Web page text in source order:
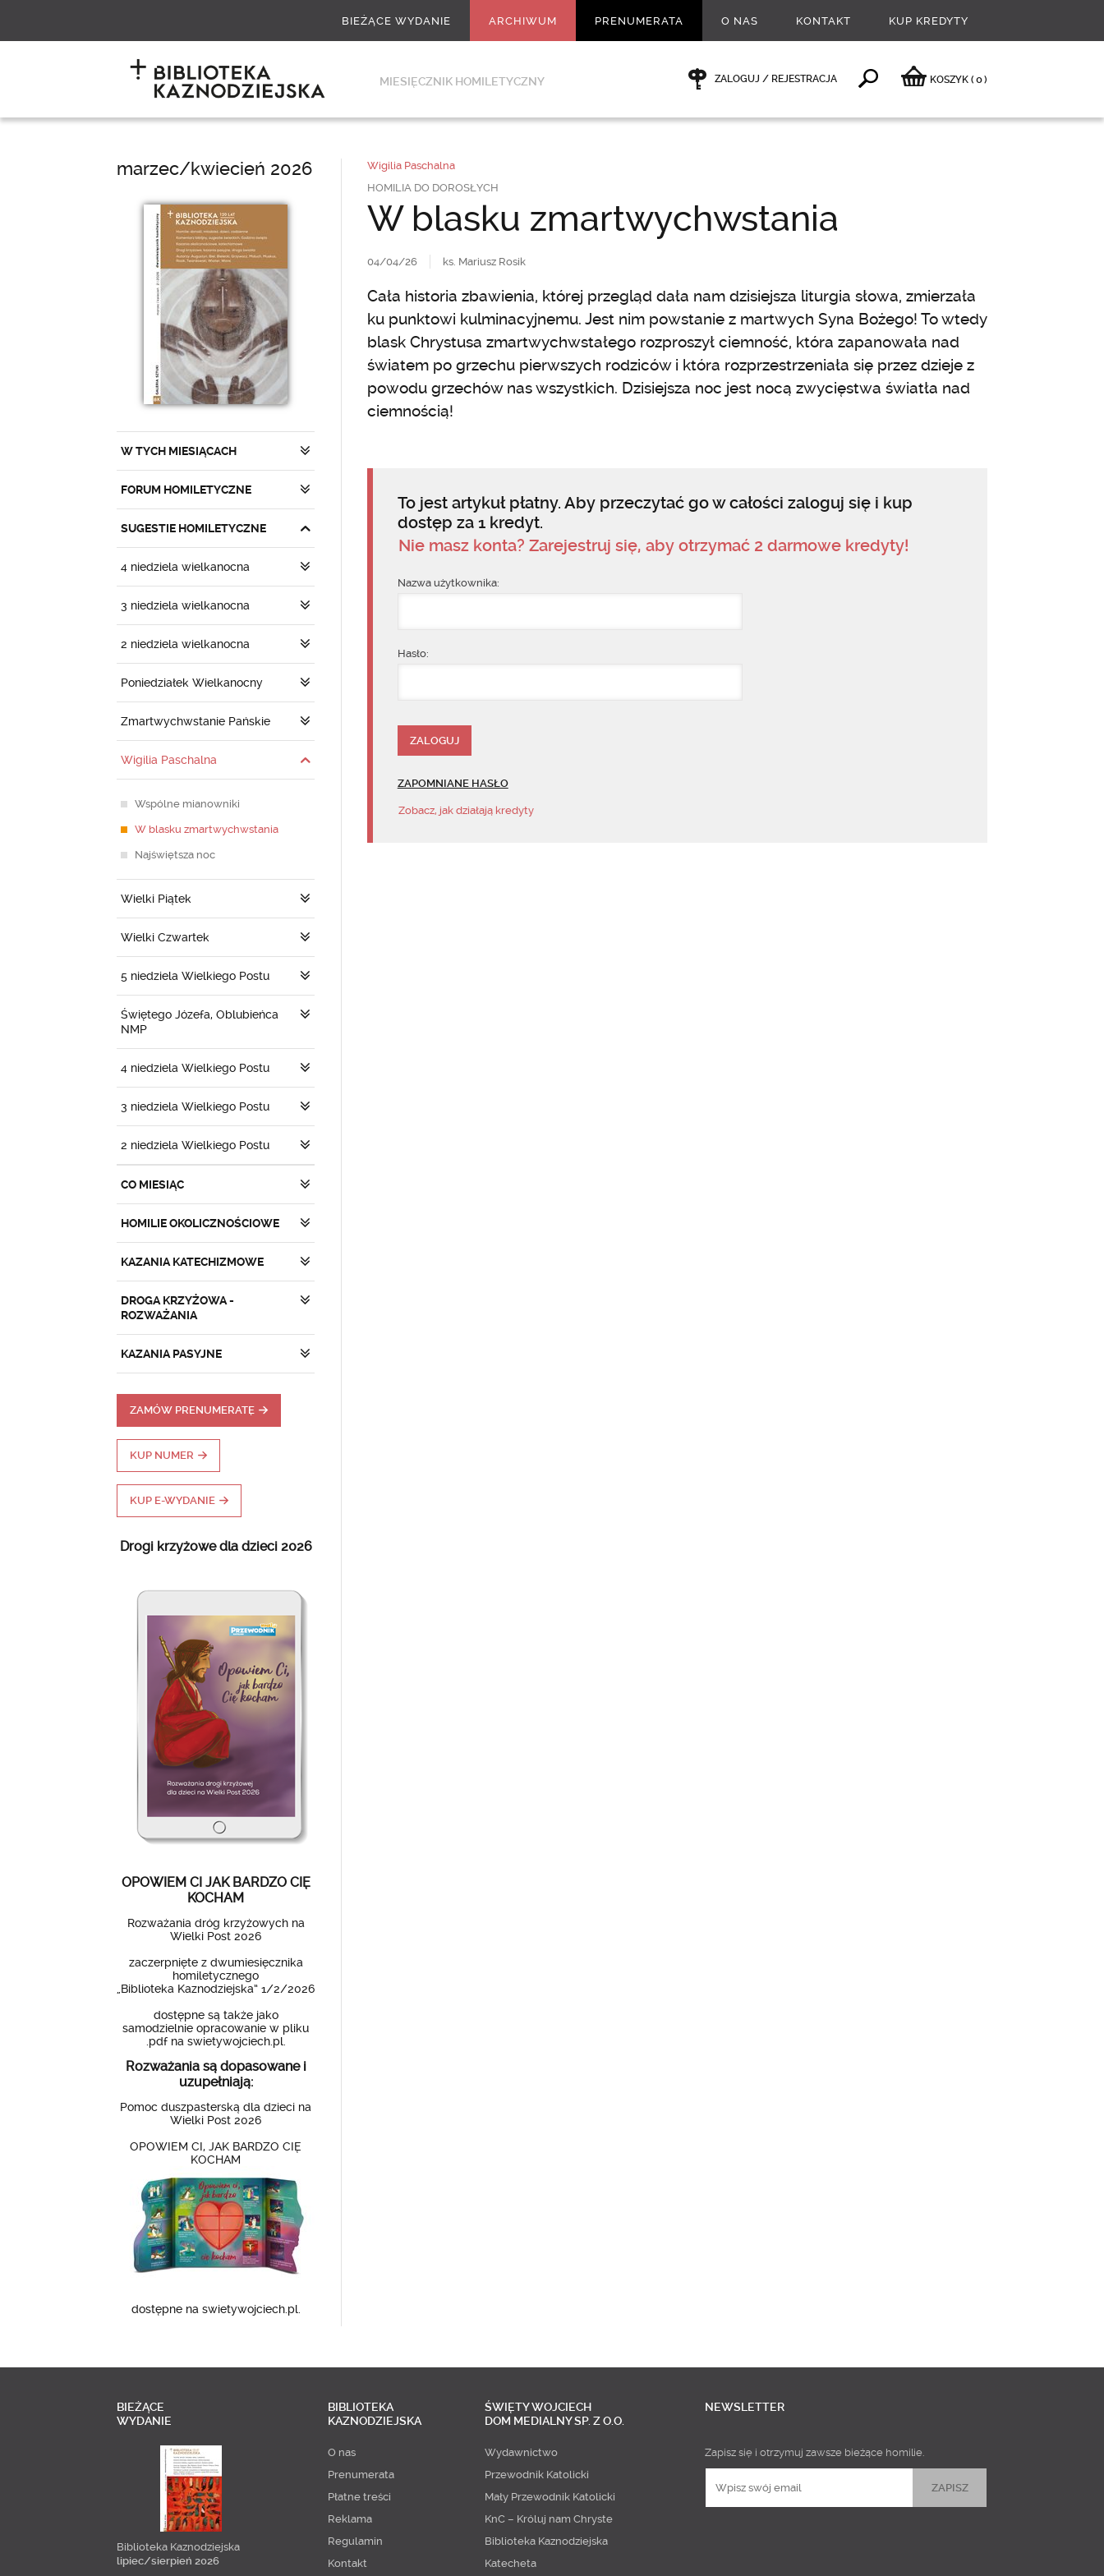
BIEŻĄCE WYDANIE ARCHIWUM PRENUMERATA O NAS KONTAKT KUP KREDYTY
MIESIĘCZNIK HOMILETYCZNY ZALOGUJ / REJESTRACJA KOSZYK ( 0)
marzec/kwiecień 2026
W TYCH MIESIĄCACH
FORUM HOMILETYCZNE
SUGESTIE HOMILETYCZNE
4 niedziela wielkanocna
3 niedziela wielkanocna
2 niedziela wielkanocna
Poniedziałek Wielkanocny
Zmartwychwstanie Pańskie
Wigilia Paschalna
Wspólne mianowniki
W blasku zmartwychwstania
Najświętsza noc
Wielki Piątek
Wielki Czwartek
5 niedziela Wielkiego Postu
Świętego Józefa, Oblubieńca
NMP
4 niedziela Wielkiego Postu
3 niedziela Wielkiego Postu
2 niedziela Wielkiego Postu
CO MIESIĄC
HOMILIE OKOLICZNOŚCIOWE
KAZANIA KATECHIZMOWE
DROGA KRZYŻOWA -
ROZWAŻANIA
KAZANIA PASYJNE
ZAMÓW PRENUMERATĘ
KUP NUMER
KUP E-WYDANIE
Drogi krzyżowe dla dzieci 2026
OPOWIEM CI JAK BARDZO CIĘ
KOCHAM
Rozważania dróg krzyżowych na
Wielki Post 2026
zaczerpnięte z dwumiesięcznika
homiletycznego
„Biblioteka Kaznodziejska” 1/2/2026
dostępne są także jako
samodzielnie opracowanie w pliku
.pdf na swietywojciech.pl.
Rozważania są dopasowane i
uzupełniają:
Pomoc duszpasterską dla dzieci na
Wielki Post 2026
OPOWIEM CI, JAK BARDZO CIĘ
KOCHAM
dostępne na swietywojciech.pl.
Wigilia Paschalna
HOMILIA DO DOROSŁYCH
W blasku zmartwychwstania
04/04/26 ks. Mariusz Rosik
Cała historia zbawienia, której przegląd dała nam dzisiejsza liturgia słowa, zmierzała
ku punktowi kulminacyjnemu. Jest nim powstanie z martwych Syna Bożego! To wtedy
blask Chrystusa zmartwychwstałego rozproszył ciemność, która zapanowała nad
światem po grzechu pierwszych rodziców i która rozprzestrzeniała się przez dzieje z
powodu grzechów nas wszystkich. Dzisiejsza noc jest nocą zwycięstwa światła nad
ciemnością!
To jest artykuł płatny. Aby przeczytać go w całości zaloguj się i kup
dostęp za 1 kredyt.
Nie masz konta? Zarejestruj się, aby otrzymać 2 darmowe kredyty!
Nazwa użytkownika:
Hasło:
ZAPOMNIANE HASŁO
Zobacz, jak działają kredyty
BIEŻĄCE
WYDANIE
Biblioteka Kaznodziejska
lipiec/sierpień 2026
BIBLIOTEKA
KAZNODZIEJSKA
O nas
Prenumerata
Płatne treści
Reklama
Regulamin
Kontakt
ŚWIĘTY WOJCIECH
DOM MEDIALNY SP. Z O.O.
Wydawnictwo
Przewodnik Katolicki
Mały Przewodnik Katolicki
KnC – Króluj nam Chryste
Biblioteka Kaznodziejska
Katecheta
NEWSLETTER
Zapisz się i otrzymuj zawsze bieżące homilie.